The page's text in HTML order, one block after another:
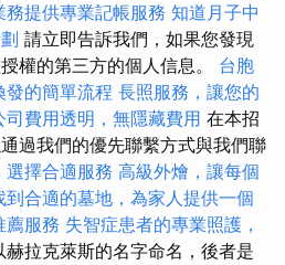
提供專業記帳服務 知道月子中
請立即告訴我們，如果您發現
權的第三方的個人信息。 台胞
發的簡單流程 長照服務，讓您的
司費用透明，無隱藏費用 在本招
過我們的優先聯繫方式與我們聯
選擇合適服務 高級外燴，讓每個
到合適的墓地，為家人提供一個
薦服務 失智症患者的專業照護，
赫拉克萊斯的名字命名，後者是